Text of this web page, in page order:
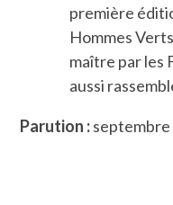
première
Hommes
maître par les
aussi
Parution :